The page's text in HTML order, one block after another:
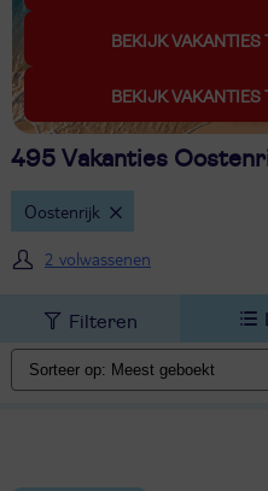
BEKIJK VAKANTIES
BEKIJK VAKANTIES
495 Vakanties
Oostenrijk
2 volwassenen
Filteren